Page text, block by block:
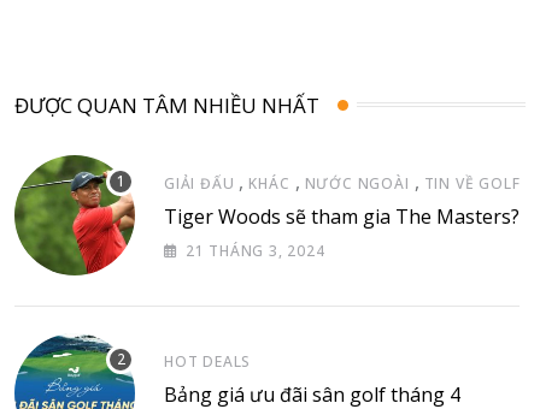
ĐƯỢC QUAN TÂM NHIỀU NHẤT
GIẢI ĐẤU , KHÁC , NƯỚC NGOÀI , TIN VỀ GOLF
Tiger Woods sẽ tham gia The Masters?
21 THÁNG 3, 2024
HOT DEALS
Bảng giá ưu đãi sân golf tháng 4